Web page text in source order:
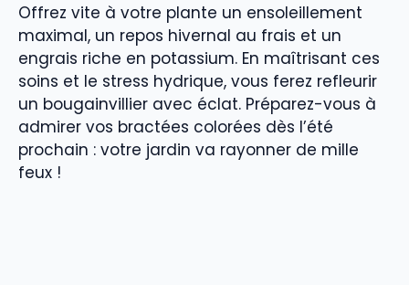
Offrez vite à votre plante un ensoleillement
maximal, un repos hivernal au frais et un
engrais riche en potassium. En maîtrisant ces
soins et le stress hydrique, vous ferez refleurir
un bougainvillier avec éclat. Préparez-vous à
admirer vos bractées colorées dès l’été
prochain : votre jardin va rayonner de mille
feux !